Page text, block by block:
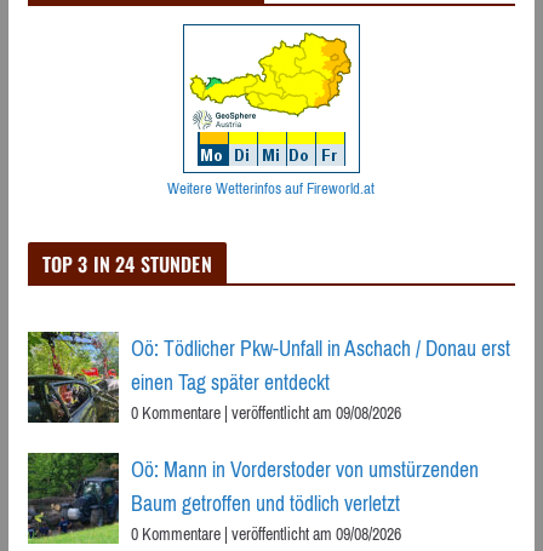
Weitere Wetterinfos auf Fireworld.at
TOP 3 IN 24 STUNDEN
Oö: Tödlicher Pkw-Unfall in Aschach / Donau erst
einen Tag später entdeckt
0 Kommentare|veröffentlicht am 09/08/2026
Oö: Mann in Vorderstoder von umstürzenden
Baum getroffen und tödlich verletzt
0 Kommentare|veröffentlicht am 09/08/2026